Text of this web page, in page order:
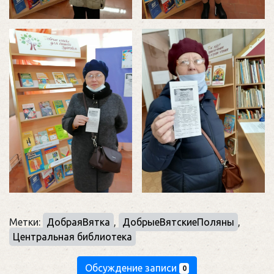
Метки: ДобраяВятка , ДобрыеВятскиеПоляны ,
Центральная библиотека
Обсуждение записи 0